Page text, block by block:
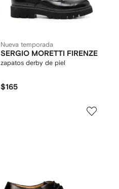
Nueva temporada
SERGIO MORETTI FIRENZE
zapatos derby de piel
$165